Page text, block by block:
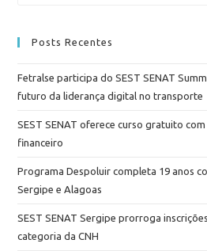
Posts Recentes
Fetralse participa do SEST SENAT
futuro da liderança digital no transporte
SEST SENAT oferece curso gratuito
financeiro
Programa Despoluir completa 19 anos
Sergipe e Alagoas
SEST SENAT Sergipe prorroga
categoria da CNH